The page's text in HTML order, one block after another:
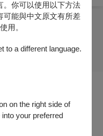
。你可以使用以下方法
可能與中文原文有所差
用。
to a different language.
on the right side of
your preferred